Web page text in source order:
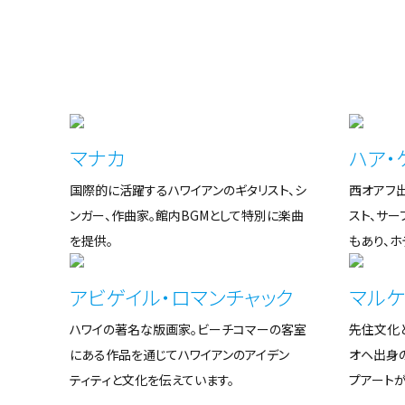
マーゴ・レイ
プリントやコラージュ、インストレーションを手掛け
ング内にある、ハワイで最も愛されるフラダンサー、
ビバリー・ノアが描かれた大きな壁画は彼女の作
品。
マナカ
国際的に活躍するハワイアンのギタリスト、シ
ンガー、作曲家。館内BGMとして特別に楽曲
を提供。
ハア
西オアフ
スト、サ
もあり、
アビゲイル・ロマンチャック
ハワイの著名な版画家。ビーチコマーの客室
にある作品を通じてハワイアンのアイデン
ティティと文化を伝えています。
マル
先住文化
オヘ出身
プアート